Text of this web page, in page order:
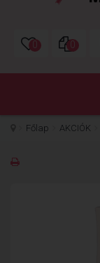
0 0
Főlap AKCIÓK